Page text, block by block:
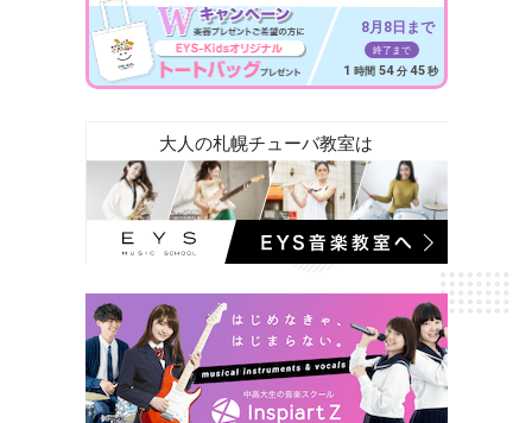
8月8日まで
終了まで
1 時間 54 分 43 秒
大人の札幌チューバ教室は